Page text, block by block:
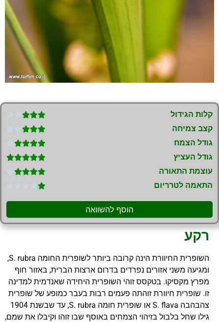
קלות הגידול 


קצב צמיחה 


גודל הצמח 



גודל העציץ 




עוצמת התאורה 



התאמה לטרריום 
הוסף להשוואה
רקע
השופרית החיוורת הינה קרובה ביותר לשופרית החומה S. rubra,
ומגיעה משני אזורים נפרדים בדרום ארצות הברית, באזור חוף
מפרץ מקסיקו. בטקסס זוהי השופרית היחידה שאנדמית למדינה
זו. שופרית חיוורת זוהתה פעמים רבות בעבר כמופע של שופרית
צהבהבה S. flava או שופרית חומה S. rubra, עד שבשנת 1904
גילו שחל בלבול בזיהוי הצמחים באוסף שבו זוהו וקיבלו את שמם,